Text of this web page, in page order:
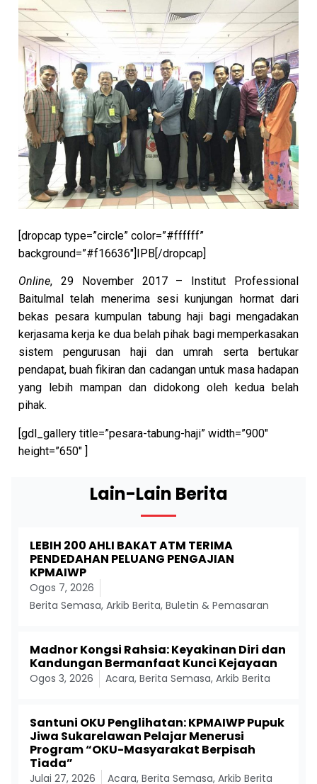
[dropcap type=”circle” color=”#ffffff”
background=”#f16636″]IPB[/dropcap]
Online, 29 November 2017 – Institut Professional
Baitulmal telah menerima sesi kunjungan hormat dari
bekas pesara kumpulan tabung haji bagi mengadakan
kerjasama kerja ke dua belah pihak bagi memperkasakan
sistem pengurusan haji dan umrah serta bertukar
pendapat, buah fikiran dan cadangan untuk masa hadapan
yang lebih mampan dan didokong oleh kedua belah
pihak.
[gdl_gallery title=”pesara-tabung-haji” width=”900″
height=”650″ ]
Lain-Lain Berita
LEBIH 200 AHLI BAKAT ATM TERIMA
PENDEDAHAN PELUANG PENGAJIAN
KPMAIWP
Ogos 7, 2026
Berita Semasa, Arkib Berita, Buletin & Pemasaran
Madnor Kongsi Rahsia: Keyakinan Diri dan
Kandungan Bermanfaat Kunci Kejayaan
Ogos 3, 2026 Acara, Berita Semasa, Arkib Berita
Santuni OKU Penglihatan: KPMAIWP Pupuk
Jiwa Sukarelawan Pelajar Menerusi
Program “OKU-Masyarakat Berpisah
Tiada”
Julai 27, 2026 Acara, Berita Semasa, Arkib Berita